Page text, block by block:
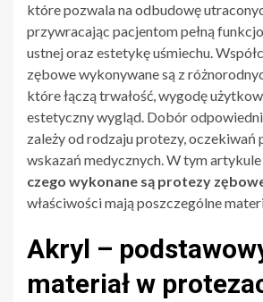
które pozwala na odbudowę
przywracając pacjentom pełną
ustnej oraz estetykę uśmiechu.
zębowe wykonywane są z
które łączą trwałość, wygodę
estetyczny wygląd. Dobór
zależy od rodzaju protezy, oczekiwań
wskazań medycznych. W tym
czego wykonane są protezy
właściwości mają poszczególne
Akryl –
materiał w